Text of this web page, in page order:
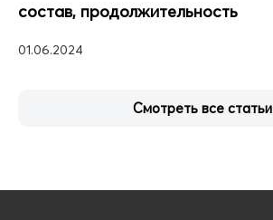
состав, продолжительность
01.06.2024
Смотреть все статьи